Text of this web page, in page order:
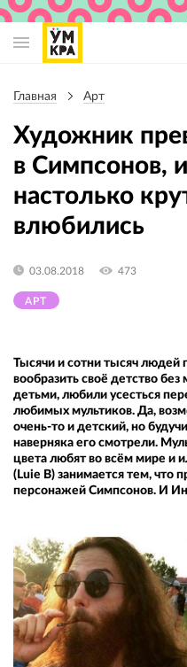
навигации
Главная Арт
Художник
в Симпсонов,
настолько
влюбились
АРТ
03.08.2018 473
Тысячи и сотни тысяч людей
вообразить своё детство
детьми, любили усесться
любимых мультиков. Да,
очень-то и детский, но
наверняка его смотрели.
цвета любят во всём мире и
(Luie B) занимается тем, что
персонажей Симпсонов. И